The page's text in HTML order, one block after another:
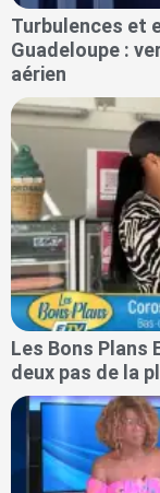
Turbulences et
Guadeloupe :
aérien
Les Bons Plans
deux pas de la